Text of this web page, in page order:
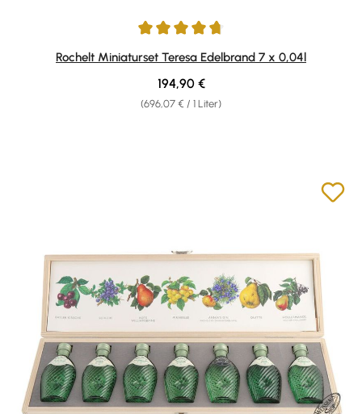
Durchschnittliche Bewertung von 4.67 von 5 Sternen
Rochelt Miniaturset Teresa Edelbrand 7 x 0,04l
(696,07 € / 1 Liter)
Regulärer Preis:
194,90 €